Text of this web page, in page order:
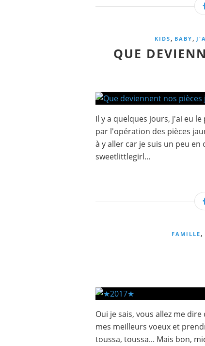
KIDS, BABY,
QUE
Il y a quelques jours, j'ai eu
par l'opération des pièces
à y aller car je suis un peu
sweetlittlegirl...
FAMILLE,
Oui je sais, vous allez me
mes meilleurs voeux et
toussa, toussa... Mais bon,